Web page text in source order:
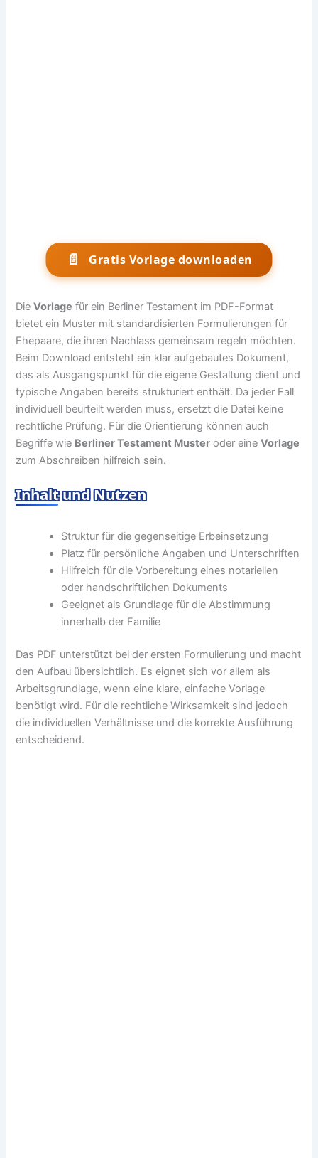
📄 Gratis Vorlage downloaden
DieVorlage für ein Berliner Testament im PDF-Format
bietet ein Muster mit standardisierten Formulierungen für
Ehepaare, die ihren Nachlass gemeinsam regeln möchten.
Beim Download entsteht ein klar aufgebautes Dokument,
das als Ausgangspunkt für die eigene Gestaltung dient und
typische Angaben bereits strukturiert enthält. Da jeder Fall
individuell beurteilt werden muss, ersetzt die Datei keine
rechtliche Prüfung. Für die Orientierung können auch
Begriffe wie Berliner Testament Muster oder eineVorlage
zum Abschreiben hilfreich sein.
Inhalt und Nutzen
Struktur für die gegenseitige Erbeinsetzung
Platz für persönliche Angaben und Unterschriften
Hilfreich für die Vorbereitung eines notariellen
oder handschriftlichen Dokuments
Geeignet als Grundlage für die Abstimmung
innerhalb der Familie
Das PDF unterstützt bei der ersten Formulierung und macht
den Aufbau übersichtlich. Es eignet sich vor allem als
Arbeitsgrundlage, wenn eine klare, einfache Vorlage
benötigt wird. Für die rechtliche Wirksamkeit sind jedoch
die individuellen Verhältnisse und die korrekte Ausführung
entscheidend.